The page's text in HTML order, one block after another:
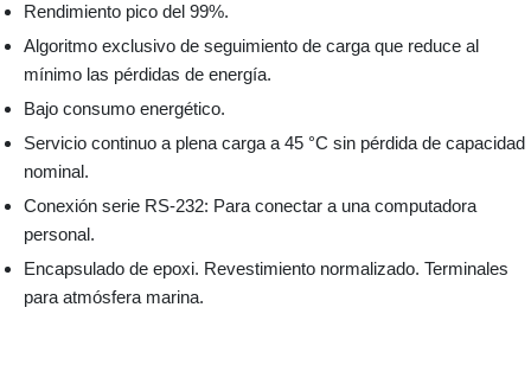
Rendimiento pico del 99%.
Algoritmo exclusivo de seguimiento de carga que reduce al
mínimo las pérdidas de energía.
Bajo consumo energético.
Servicio continuo a plena carga a 45 °C sin pérdida de capacidad
nominal.
Conexión serie RS-232: Para conectar a una computadora
personal.
Encapsulado de epoxi. Revestimiento normalizado. Terminales
para atmósfera marina.